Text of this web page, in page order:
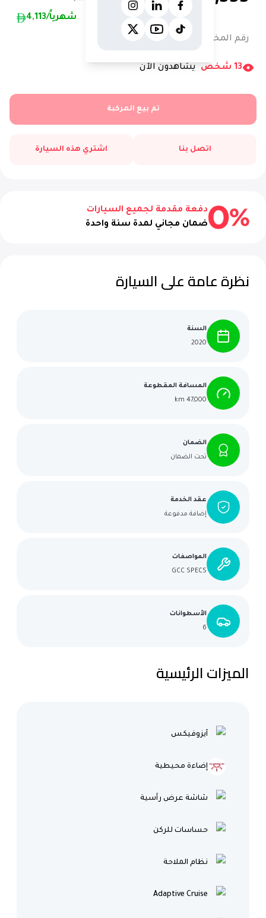
4,113 /شهرياً
رقم المخزون:
13 شخص يشاهدون الآن
تم بيع المركبة
اتصل بنا اشتري هذه السيارة
دفعة مقدمة لجميع السيارات
ضمان مجاني لمدة سنة واحدة
نظرة عامة على السيارة
السنة
2020
المسافة المقطوعة
47,000 km
الضمان
تحت الضمان
عقد الخدمة
إضافة مدفوعة
المواصفات
GCC SPECS
الأسطوانات
6
الميزات الرئيسية
آيزوفيكس
إضاءة محيطية
شاشة عرض رأسية
حساسات للركن
نظام الملاحة
Adaptive Cruise